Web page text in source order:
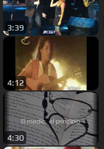
3:39
4:12
4:30